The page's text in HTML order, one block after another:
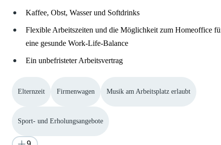
Kaffee, Obst, Wasser und Softdrinks
Flexible Arbeitszeiten und die Möglichkeit zum Homeoffice
eine gesunde Work-Life-Balance
Ein unbefristeter Arbeitsvertrag
Elternzeit Firmenwagen Musik am Arbeitsplatz erlaubt
Sport- und Erholungsangebote